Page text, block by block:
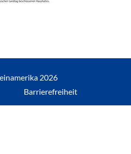
2026
Tab)Barrierefreiheit
Impressum